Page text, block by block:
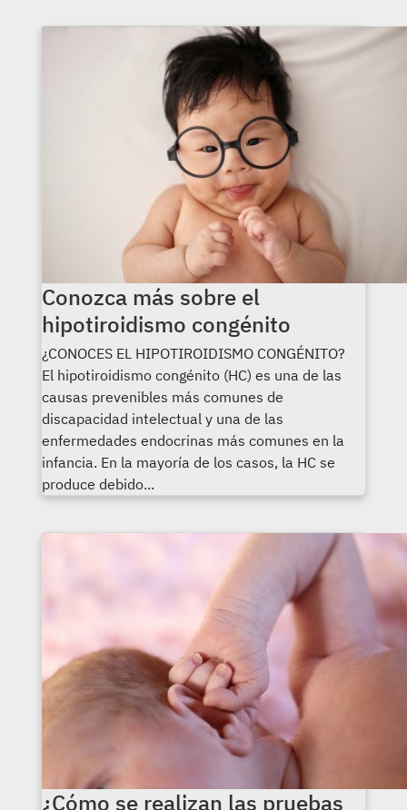
Conozca más sobre el
hipotiroidismo congénito
¿CONOCES EL HIPOTIROIDISMO CONGÉNITO?
El hipotiroidismo congénito (HC) es una de las
causas prevenibles más comunes de
discapacidad intelectual y una de las
enfermedades endocrinas más comunes en la
infancia. En la mayoría de los casos, la HC se
produce debido...
¿Cómo se realizan las pruebas